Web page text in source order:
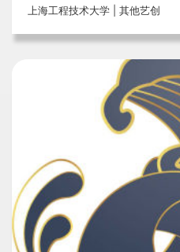
上海工程技术大学 | 其他艺创